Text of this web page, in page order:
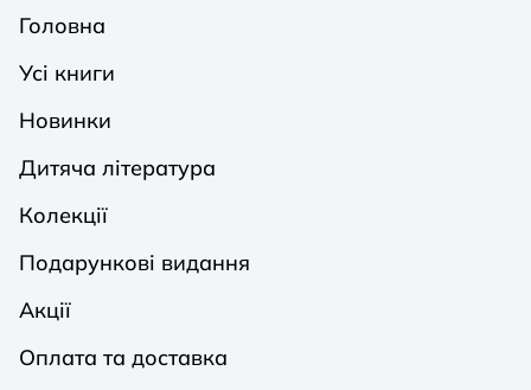
Головна
Усі книги
Новинки
Дитяча література
Колекції
Подарункові видання
Акції
Оплата та доставка